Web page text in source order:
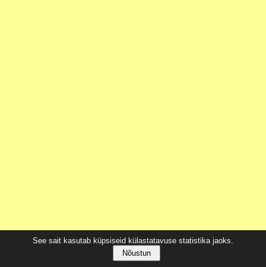
See sait kasutab küpsiseid külastatavuse statistika jaoks.
Nõustun